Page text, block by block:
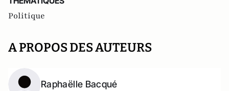
Politique
A PROPOS DES AUTEURS
Raphaëlle Bacqué